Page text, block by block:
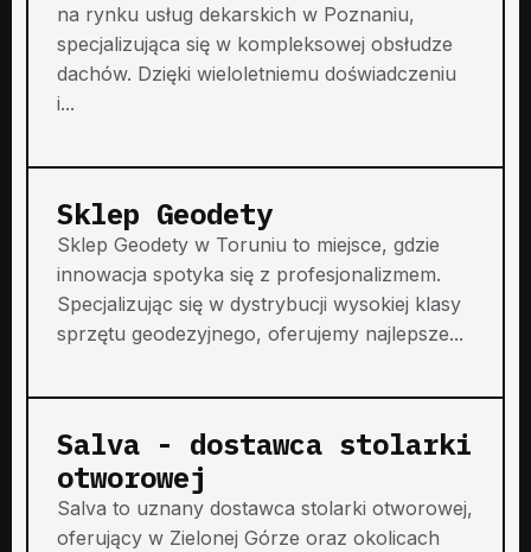
na rynku usług dekarskich w Poznaniu,
specjalizująca się w kompleksowej obsłudze
dachów. Dzięki wieloletniemu doświadczeniu
i...
Sklep Geodety
Sklep Geodety w Toruniu to miejsce, gdzie
innowacja spotyka się z profesjonalizmem.
Specjalizując się w dystrybucji wysokiej klasy
sprzętu geodezyjnego, oferujemy najlepsze...
Salva - dostawca stolarki
otworowej
Salva to uznany dostawca stolarki otworowej,
oferujący w Zielonej Górze oraz okolicach